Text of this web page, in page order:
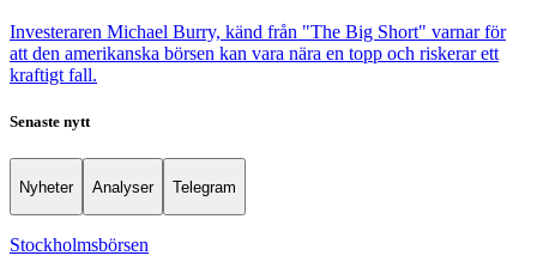
Investeraren Michael Burry, känd från "The Big Short" varnar för
att den amerikanska börsen kan vara nära en topp och riskerar ett
kraftigt fall.
Senaste nytt
Nyheter Analyser Telegram
Stockholmsbörsen